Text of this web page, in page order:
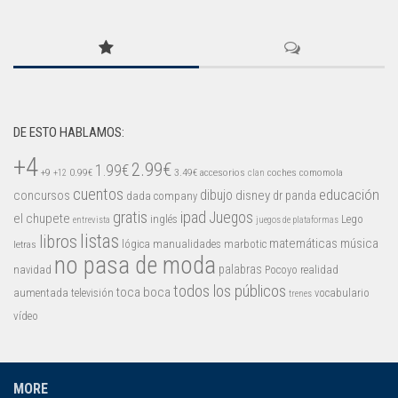
DE ESTO HABLAMOS:
+4 +9 +12 0.99€ 1.99€ 2.99€ 3.49€ accesorios clan coches comomola
concursos cuentos dada company dibujo disney dr panda educación
el chupete entrevista gratis inglés ipad Juegos juegos de plataformas Lego
letras libros listas lógica manualidades marbotic matemáticas música
navidad no pasa de moda palabras Pocoyo realidad
aumentada televisión toca boca todos los públicos trenes vocabulario
vídeo
MORE